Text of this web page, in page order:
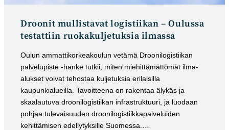
Droonit mullistavat logistiikan – Oulussa
testattiin ruokakuljetuksia ilmassa
Oulun ammattikorkeakoulun vetämä Droonilogistiikan
palvelupiste -hanke tutkii, miten miehittämättömät ilma-
alukset voivat tehostaa kuljetuksia erilaisilla
kaupunkialueilla. Tavoitteena on rakentaa älykäs ja
skaalautuva droonilogistiikan infrastruktuuri, ja luodaan
pohjaa tulevaisuuden droonilogistiikkapalveluiden
kehittämisen edellytyksille Suomessa.…